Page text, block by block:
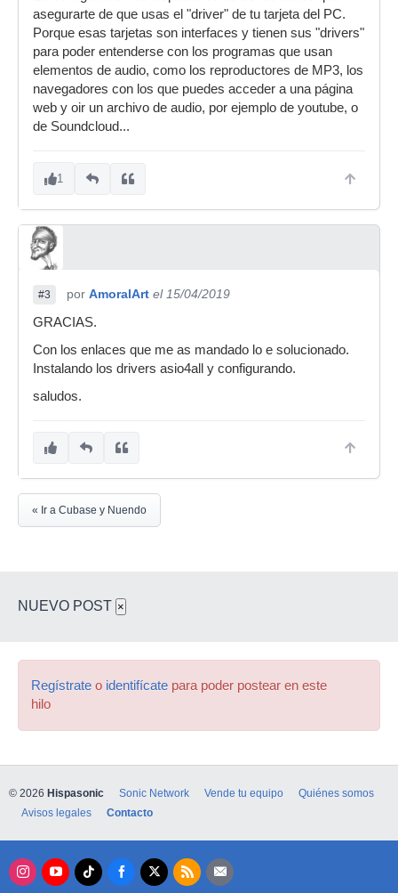
asegurarte de que usas el "driver" de tu tarjeta del PC.
Porque esas tarjetas son interfaces y tienen sus "drivers"
para poder entenderse con los programas que usan
elementos de audio, como los reproductores de MP3, los
navegadores con los que puedes acceder a una página
web y oir un archivo de audio, por ejemplo de youtube, o
de Soundcloud...
1
#3 por AmoralArt el 15/04/2019
GRACIAS.
Con los enlaces que me as mandado lo e solucionado.
Instalando los drivers asio4all y configurando.
saludos.
« Ir a Cubase y Nuendo
NUEVO POST ×
Regístrate o identifícate para poder postear en este
hilo
© 2026 Hispasonic Sonic Network Vende tu equipo
Quiénes somos
Avisos legales
Contacto